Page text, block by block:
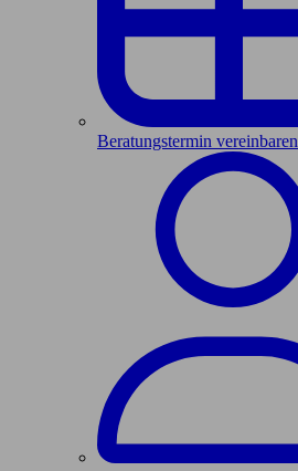
Beratungstermin vereinbaren